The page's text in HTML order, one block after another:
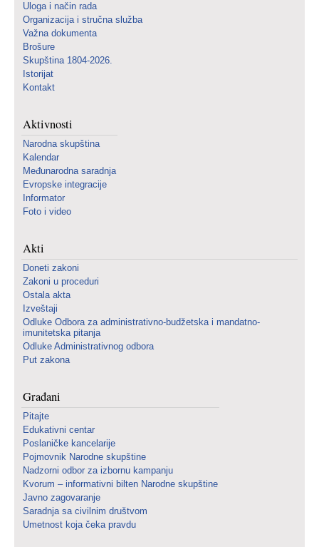
Uloga i način rada
Organizacija i stručna služba
Važna dokumenta
Brošure
Skupština 1804-2026.
Istorijat
Kontakt
Aktivnosti
Narodna skupština
Kalendar
Međunarodna saradnja
Evropske integracije
Informator
Foto i video
Akti
Doneti zakoni
Zakoni u proceduri
Ostala akta
Izveštaji
Odluke Odbora za administrativno-budžetska i mandatno-
imunitetska pitanja
Odluke Administrativnog odbora
Put zakona
Građani
Pitajte
Edukativni centar
Poslaničke kancelarije
Pojmovnik Narodne skupštine
Nadzorni odbor za izbornu kampanju
Kvorum – informativni bilten Narodne skupštine
Javno zagovaranje
Saradnja sa civilnim društvom
Umetnost koja čeka pravdu